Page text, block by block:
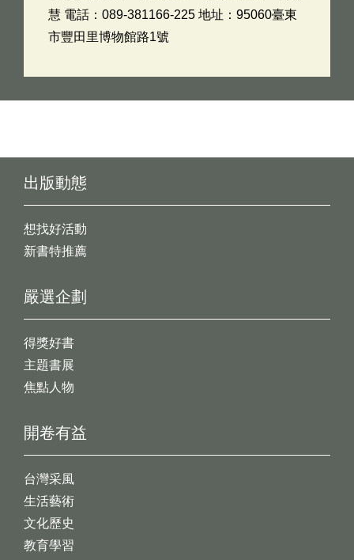
慧 電話：089-381166-225 地址：95060臺東
市豐田里博物館路1號
出版動態
想找好活動
新書特推薦
開卷有益
台灣采風
生活藝術
文化歷史
教育學習
嚴選企劃
得獎好書
主題書展
焦點人物